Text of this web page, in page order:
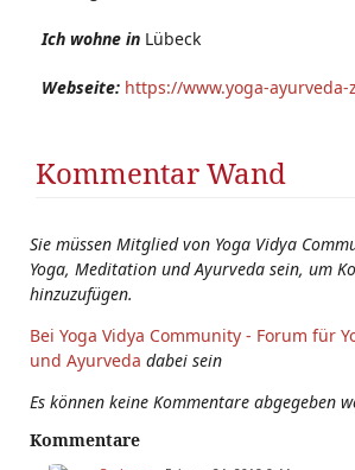
Ich wohne in Lübeck
Webseite: https://www.yoga-
Kommentar Wand
Sie müssen Mitglied von Yoga Vidya
Yoga, Meditation und Ayurveda sein, um
hinzuzufügen.
Bei Yoga Vidya Community - Forum für
und Ayurveda dabei sein
Es können keine Kommentare abgegeben
Kommentare